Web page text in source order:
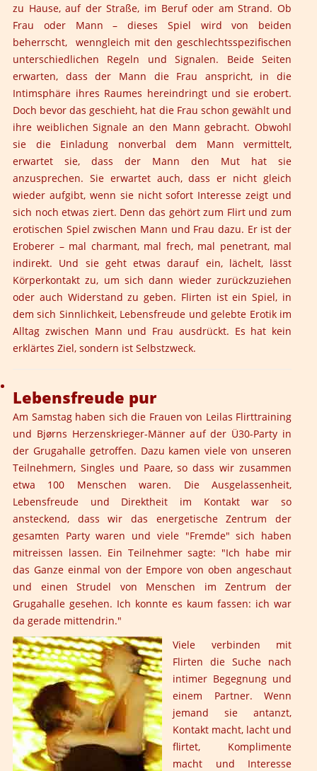
zu Hause, auf der Straße, im Beruf oder am Strand. Ob
Frau oder Mann – dieses Spiel wird von beiden
beherrscht, wenngleich mit den geschlechtsspezifischen
unterschiedlichen Regeln und Signalen. Beide Seiten
erwarten, dass der Mann die Frau anspricht, in die
Intimsphäre ihres Raumes hereindringt und sie erobert.
Doch bevor das geschieht, hat die Frau schon gewählt und
ihre weiblichen Signale an den Mann gebracht. Obwohl
sie die Einladung nonverbal dem Mann vermittelt,
erwartet sie, dass der Mann den Mut hat sie
anzusprechen. Sie erwartet auch, dass er nicht gleich
wieder aufgibt, wenn sie nicht sofort Interesse zeigt und
sich noch etwas ziert. Denn das gehört zum Flirt und zum
erotischen Spiel zwischen Mann und Frau dazu. Er ist der
Eroberer – mal charmant, mal frech, mal penetrant, mal
indirekt. Und sie geht etwas darauf ein, lächelt, lässt
Körperkontakt zu, um sich dann wieder zurückzuziehen
oder auch Widerstand zu geben. Flirten ist ein Spiel, in
dem sich Sinnlichkeit, Lebensfreude und gelebte Erotik im
Alltag zwischen Mann und Frau ausdrückt. Es hat kein
erklärtes Ziel, sondern ist Selbstzweck.
Lebensfreude pur
Am Samstag haben sich die Frauen von Leilas Flirttraining
und Bjørns Herzenskrieger-Männer auf der Ü30-Party in
der Grugahalle getroffen. Dazu kamen viele von unseren
Teilnehmern, Singles und Paare, so dass wir zusammen
etwa 100 Menschen waren. Die Ausgelassenheit,
Lebensfreude und Direktheit im Kontakt war so
ansteckend, dass wir das energetische Zentrum der
gesamten Party waren und viele "Fremde" sich haben
mitreissen lassen. Ein Teilnehmer sagte: "Ich habe mir
das Ganze einmal von der Empore von oben angeschaut
und einen Strudel von Menschen im Zentrum der
Grugahalle gesehen. Ich konnte es kaum fassen: ich war
da gerade mittendrin."
Viele verbinden mit
Flirten die Suche nach
intimer Begegnung und
einem Partner. Wenn
jemand sie antanzt,
Kontakt macht, lacht und
flirtet, Komplimente
macht und Interesse